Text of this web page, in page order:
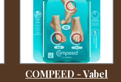
COMPEED - Vabel